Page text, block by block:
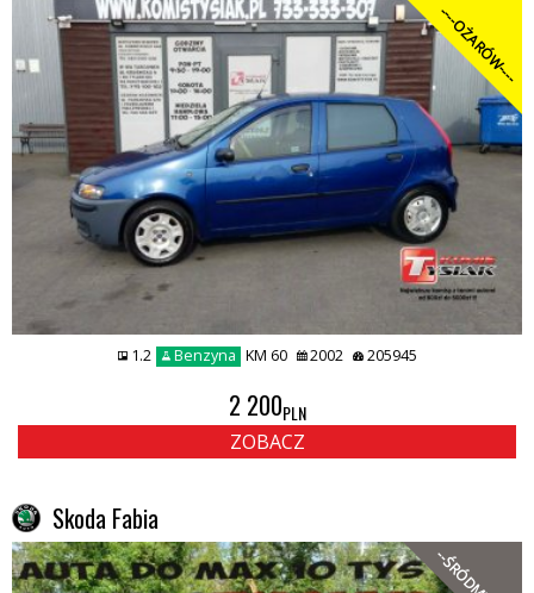
----OŻARÓW----
1.2 Benzyna KM 60 2002 205945
2 200PLN
ZOBACZ
Skoda Fabia